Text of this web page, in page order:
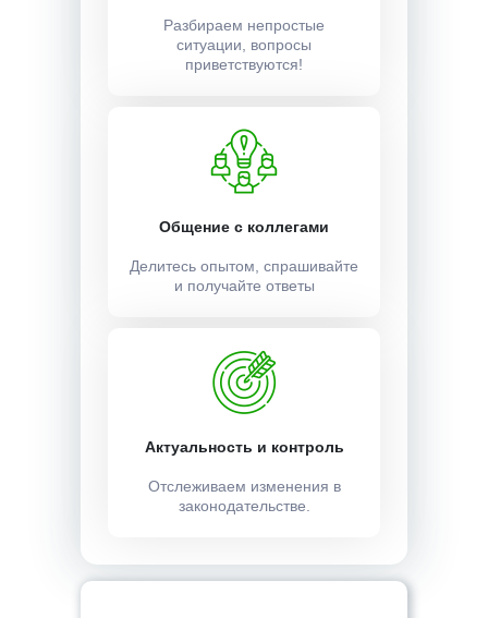
Разбираем непростые
ситуации, вопросы
приветствуются!
Общение с коллегами
Делитесь опытом, спрашивайте
и получайте ответы
Актуальность и контроль
Отслеживаем изменения в
законодательстве.